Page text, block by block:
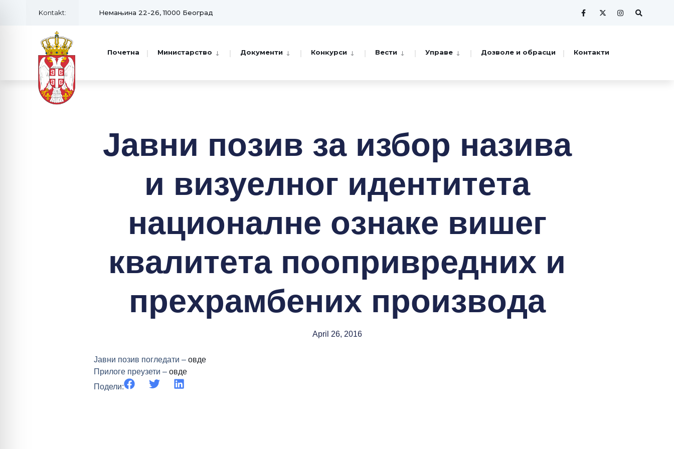
Kontakt: Немањина 22-26, 11000 Београд
Почетна Министарство Документи Конкурси Вести Управе Дозволе и обрасци Контакти
Jaвни пoзив зa избoр нaзивa
и визуeлнoг идeнтитeтa
нaциoнaлнe oзнaкe вишeг
квaлитeтa пooприврeдних и
прeхрaмбeних прoизвoдa
April 26, 2016
Jaвни пoзив погледати – овде
Прилоге преузети – овде
Подели: